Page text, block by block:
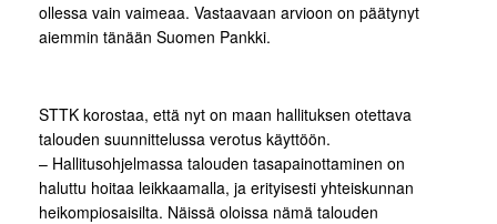
ollessa vain vaimeaa. Vastaavaan arvioon on päätynyt
aiemmin tänään Suomen Pankki.
STTK korostaa, että nyt on maan hallituksen otettava
talouden suunnittelussa verotus käyttöön.
– Hallitusohjelmassa talouden tasapainottaminen on
haluttu hoitaa leikkaamalla, ja erityisesti yhteiskunnan
heikompiosaisilta. Näissä oloissa nämä talouden